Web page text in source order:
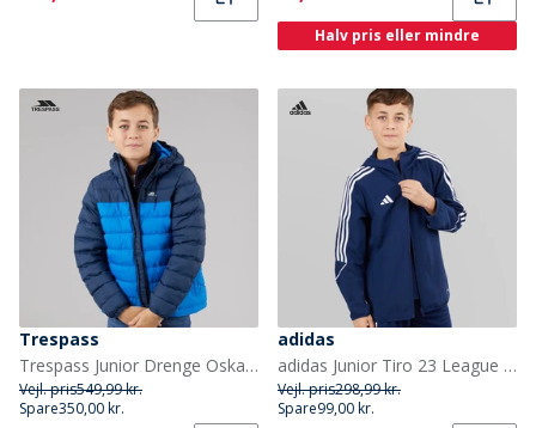
Halv pris eller mindre
Trespass
Trespass Junior Drenge Oskar Vatteret Hættejakke Navy / Blå
Vejl. pris549,99 kr.
Spare350,00 kr.
adidas
adidas Junior Tiro 23 League Vindjakke Team Navy Blue
Vejl. pris298,99 kr.
Spare99,00 kr.